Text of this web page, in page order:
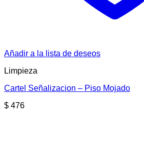
Añadir a la lista de deseos
Limpieza
Cartel Señalizacion – Piso Mojado
$ 476